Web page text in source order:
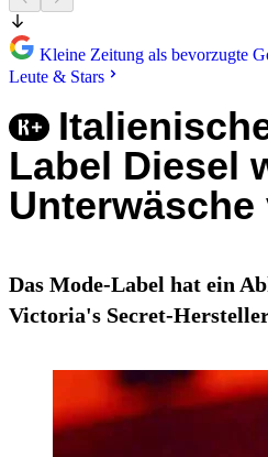
Kleine Zeitung als bevorzugte
Leute & Stars
Label Diesel
Unterwäsche
Das Mode-Label hat ein
Victoria's Secret-Hersteller